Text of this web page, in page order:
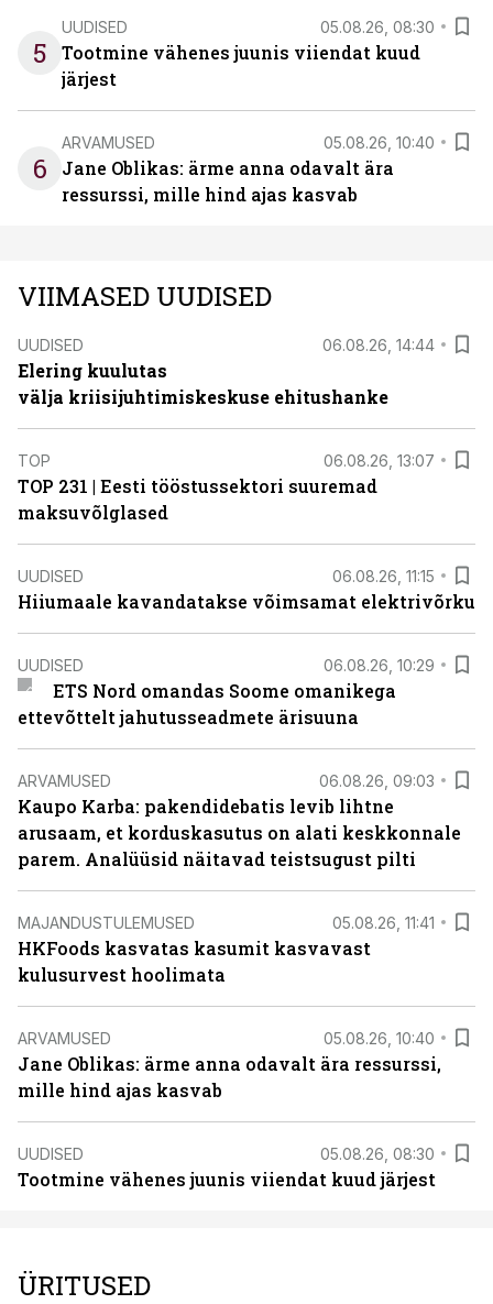
5
UUDISED 05.08.26, 08:30
Tootmine vähenes juunis viiendat kuud
järjest
6
ARVAMUSED 05.08.26, 10:40
Jane Oblikas: ärme anna odavalt ära
ressurssi, mille hind ajas kasvab
VIIMASED UUDISED
UUDISED 06.08.26, 14:44
Elering kuulutas
välja kriisijuhtimiskeskuse ehitushanke
TOP 06.08.26, 13:07
TOP 231 | Eesti tööstussektori suuremad
maksuvõlglased
UUDISED 06.08.26, 11:15
Hiiumaale kavandatakse võimsamat elektrivõrku
UUDISED 06.08.26, 10:29
ETS Nord omandas Soome omanikega
ettevõttelt jahutusseadmete ärisuuna
ARVAMUSED 06.08.26, 09:03
Kaupo Karba: pakendidebatis levib lihtne
arusaam, et korduskasutus on alati keskkonnale
parem. Analüüsid näitavad teistsugust pilti
MAJANDUSTULEMUSED 05.08.26, 11:41
HKFoods kasvatas kasumit kasvavast
kulusurvest hoolimata
ARVAMUSED 05.08.26, 10:40
Jane Oblikas: ärme anna odavalt ära ressurssi,
mille hind ajas kasvab
UUDISED 05.08.26, 08:30
Tootmine vähenes juunis viiendat kuud järjest
ÜRITUSED